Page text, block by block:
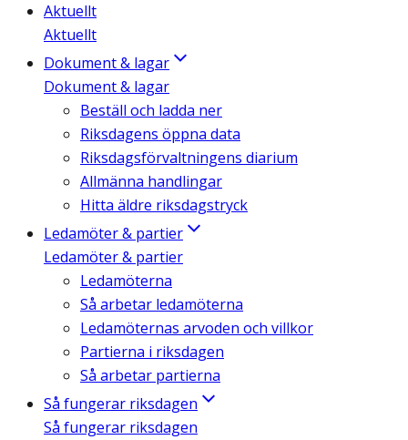
Aktuellt
Aktuellt
Dokument & lagar
Dokument & lagar
Beställ och ladda ner
Riksdagens öppna data
Riksdagsförvaltningens diarium
Allmänna handlingar
Hitta äldre riksdagstryck
Ledamöter & partier
Ledamöter & partier
Ledamöterna
Så arbetar ledamöterna
Ledamöternas arvoden och villkor
Partierna i riksdagen
Så arbetar partierna
Så fungerar riksdagen
Så fungerar riksdagen